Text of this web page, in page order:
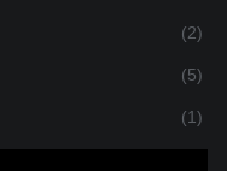
(2)
(5)
(1)